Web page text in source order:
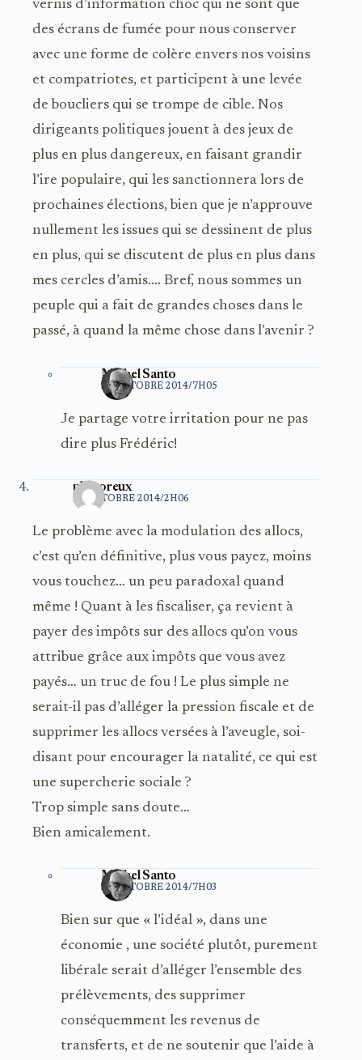
vernis d’information choc qui ne sont que
des écrans de fumée pour nous conserver
avec une forme de colère envers nos voisins
et compatriotes, et participent à une levée
de boucliers qui se trompe de cible. Nos
dirigeants politiques jouent à des jeux de
plus en plus dangereux, en faisant grandir
l’ire populaire, qui les sanctionnera lors de
prochaines élections, bien que je n’approuve
nullement les issues qui se dessinent de plus
en plus, qui se discutent de plus en plus dans
mes cercles d’amis…. Bref, nous sommes un
peuple qui a fait de grandes choses dans le
passé, à quand la même chose dans l’avenir ?
Michel Santo
22 OCTOBRE 2014/7H05
Je partage votre irritation pour ne pas
dire plus Frédéric!
phthoreux
22 OCTOBRE 2014/2H06
Le problème avec la modulation des allocs,
c’est qu’en définitive, plus vous payez, moins
vous touchez… un peu paradoxal quand
même ! Quant à les fiscaliser, ça revient à
payer des impôts sur des allocs qu’on vous
attribue grâce aux impôts que vous avez
payés… un truc de fou ! Le plus simple ne
serait-il pas d’alléger la pression fiscale et de
supprimer les allocs versées à l’aveugle, soi-
disant pour encourager la natalité, ce qui est
une supercherie sociale ?
Trop simple sans doute…
Bien amicalement.
Michel Santo
22 OCTOBRE 2014/7H03
Bien sur que « l’idéal », dans une
économie , une société plutôt, purement
libérale serait d’alléger l’ensemble des
prélèvements, des supprimer
conséquemment les revenus de
transferts, et de ne soutenir que l’aide à